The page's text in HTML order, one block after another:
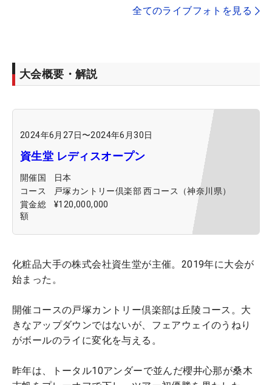
全てのライブフォトを見る
大会概要・解説
2024年6月27日〜2024年6月30日
資生堂 レディスオープン
開催国
日本
コース
戸塚カントリー倶楽部 西コース（神奈川県）
賞金総
額
¥120,000,000
化粧品大手の株式会社資生堂が主催。2019年に大会が
始まった。
開催コースの戸塚カントリー倶楽部は丘陵コース。大
きなアップダウンではないが、フェアウェイのうねり
がボールのライに変化を与える。
昨年は、トータル10アンダーで並んだ櫻井心那が桑木